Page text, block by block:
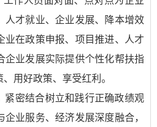
人才就业、企业发展、降本增效
业在政策申报、项目推进、人才
企业发展实际提供个性化帮扶指
用好政策、享受红利。
紧密结合树立和践行正确政绩观
业服务、经济发展深度融合，